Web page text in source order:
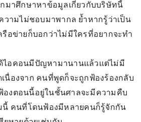
มาศึกษาหาข้อมูลเกี่ยวกับบริษัทนี้
วามไม่ชอบมาพากล ย้ำหากรู้ว่าเป็น
อข่ายก็บอกว่าไม่มีใครที่อยากจะทำ
ไอคอนมีปัญหามานานแล้วแต่ไม่มี
นื่องจาก คนที่พูดก็จะถูกฟ้องร้องกลับ
องตอนนี้อยู่ในชั้นศาลจะมีความคืบ
นี้ คนที่โดนฟ้องมีหลายคนก็รู้จักกัน